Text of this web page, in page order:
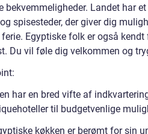
bekvemmeligheder. Landet har
spisesteder, der giver dig
ferie. Egyptiske folk er også
Du vil føle dig velkommen og
har en bred vifte af
til budgetvenlige
køkken er berømt for sin